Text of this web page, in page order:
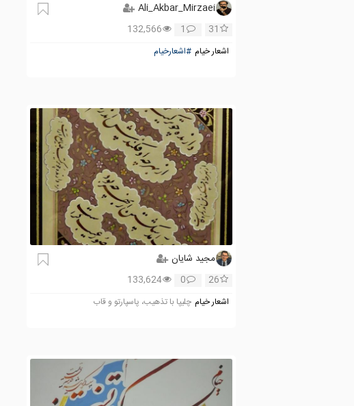
Ali_Akbar_Mirzaei
31
1
132,566
اشعار خیام #اشعارخیام
مجید شایان
26
0
133,624
اشعار خیام چلیپا با تذهیب، پاسپارتو و قاب